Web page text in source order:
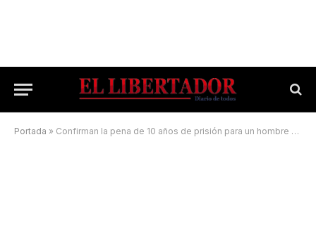
Portada » Confirman la pena de 10 años de prisión para un hombre que arrojó a una mujer debajo de un camión